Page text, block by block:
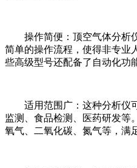
操作简便：顶空气体分析
简单的操作流程，使得非专业
些高级型号还配备了自动化功
适用范围广：这种分析仪
监测、食品检测、医药研发等
氧气、二氧化碳、氮气等，满